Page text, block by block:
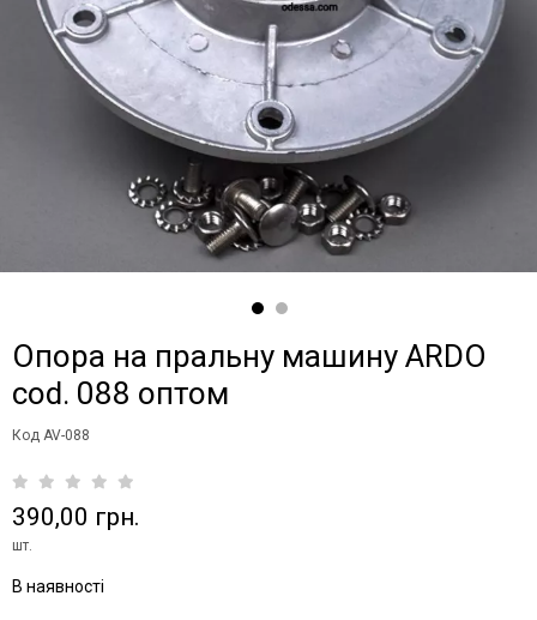
Опора на пральну машину ARDO
cod. 088 оптом
Код AV-088
390,00 грн.
шт.
В наявності